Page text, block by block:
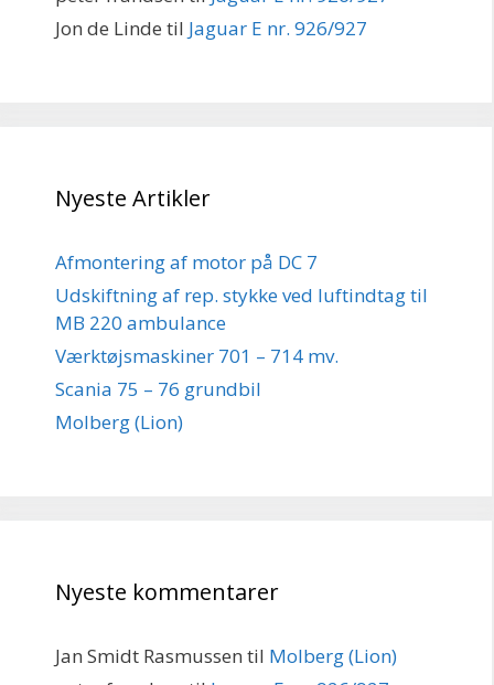
Jon de Linde til Jaguar E nr. 926/927
Nyeste Artikler
Afmontering af motor på DC 7
Udskiftning af rep. stykke ved luftindtag til
MB 220 ambulance
Værktøjsmaskiner 701 – 714 mv.
Scania 75 – 76 grundbil
Molberg (Lion)
Nyeste kommentarer
Jan Smidt Rasmussen til Molberg (Lion)